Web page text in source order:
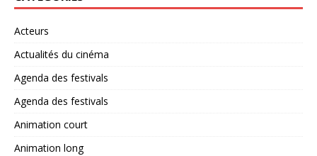
Acteurs
Actualités du cinéma
Agenda des festivals
Agenda des festivals
Animation court
Animation long